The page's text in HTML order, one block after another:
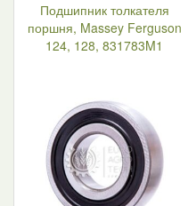
Подшипник толкателя
поршня, Massey Ferguson
124, 128, 831783M1